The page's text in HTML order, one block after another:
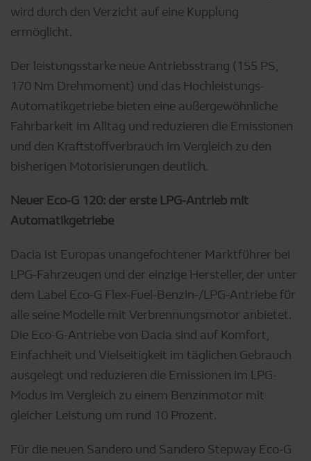
wird durch den Verzicht auf eine Kupplung
ermöglicht.
Der leistungsstarke neue Antriebsstrang (155 PS,
170 Nm Drehmoment) und das Hochleistungs-
Automatikgetriebe bieten eine außergewöhnliche
Fahrbarkeit im Alltag und reduzieren die Emissionen
und den Kraftstoffverbrauch im Vergleich zu den
bisherigen Motorisierungen deutlich.
Neuer Eco-G 120: der erste LPG-Antrieb mit
Automatikgetriebe
Dacia ist Europas unangefochtener Marktführer bei
LPG-Fahrzeugen und der einzige Hersteller, der unter
dem Label Eco-G Flex-Fuel-Benzin-/LPG-Antriebe für
alle seine Modelle mit Verbrennungsmotor anbietet.
Die Eco-G-Antriebe von Dacia sind auf Komfort,
Einfachheit und Vielseitigkeit im täglichen Gebrauch
ausgelegt und reduzieren die Emissionen im LPG-
Modus im Vergleich zu einem Benzinmotor mit
gleicher Leistung um rund 10 Prozent.
Für die neuen Sandero und Sandero Stepway Eco-G